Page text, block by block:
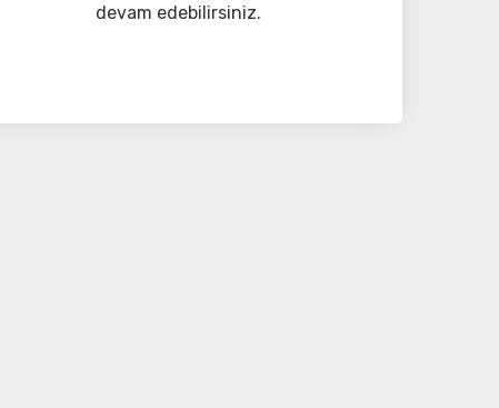
devam edebilirsiniz.